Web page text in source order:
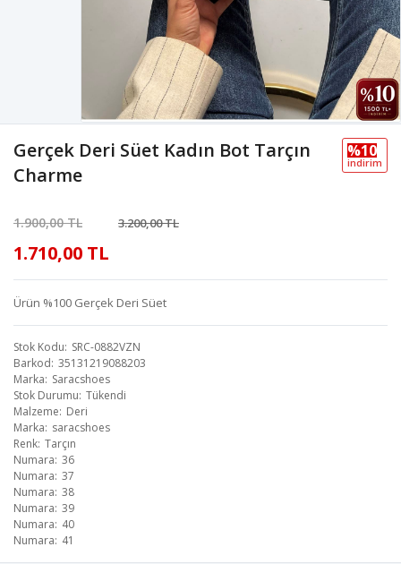
Gerçek Deri Süet Kadın Bot Tarçın
Charme
1.900,00 TL
1.710,00 TL
3.200,00 TL
%10
i̇ndi̇ri̇m
Ürün %100 Gerçek Deri Süet
Stok Kodu SRC-0882VZN
Barkod 35131219088203
Marka Saracshoes
Stok Durumu Tükendi
Malzeme Deri
Marka saracshoes
Renk Tarçın
Numara 36
Numara 37
Numara 38
Numara 39
Numara 40
Numara 41